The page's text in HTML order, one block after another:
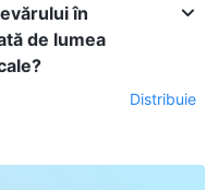
în
de lumea
Distribuie